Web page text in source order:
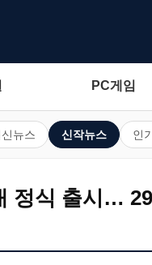
PC게임
뉴스 신작뉴스 인
정식 출시…